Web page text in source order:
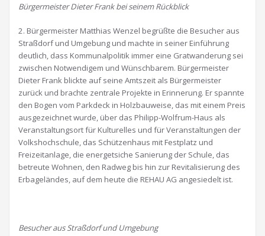
Bürgermeister Dieter Frank bei seinem Rückblick
2. Bürgermeister Matthias Wenzel begrüßte die Besucher aus
Straßdorf und Umgebung und machte in seiner Einführung
deutlich, dass Kommunalpolitik immer eine Gratwanderung sei
zwischen Notwendigem und Wünschbarem. Bürgermeister
Dieter Frank blickte auf seine Amtszeit als Bürgermeister
zurück und brachte zentrale Projekte in Erinnerung. Er spannte
den Bogen vom Parkdeck in Holzbauweise, das mit einem Preis
ausgezeichnet wurde, über das Philipp-Wolfrum-Haus als
Veranstaltungsort für Kulturelles und für Veranstaltungen der
Volkshochschule, das Schützenhaus mit Festplatz und
Freizeitanlage, die energetsiche Sanierung der Schule, das
betreute Wohnen, den Radweg bis hin zur Revitalisierung des
Erbageländes, auf dem heute die REHAU AG angesiedelt ist.
Besucher aus Straßdorf und Umgebung